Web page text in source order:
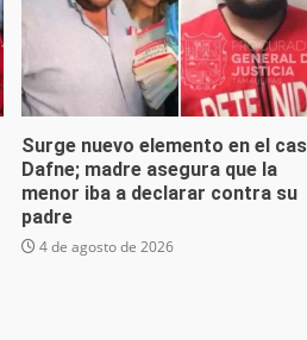
Surge nuevo elemento en el
Dafne; madre asegura que la
menor iba a declarar contra su
padre
4 de agosto de 2026